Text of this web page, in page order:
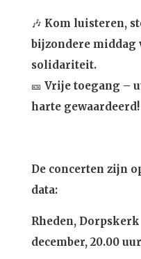
🎶 Kom luisteren,
bijzondere middag
solidariteit.
🎫 Vrije toegang –
harte gewaardeerd!
De concerten zijn
data:
Rheden,
december, 20.00 uur